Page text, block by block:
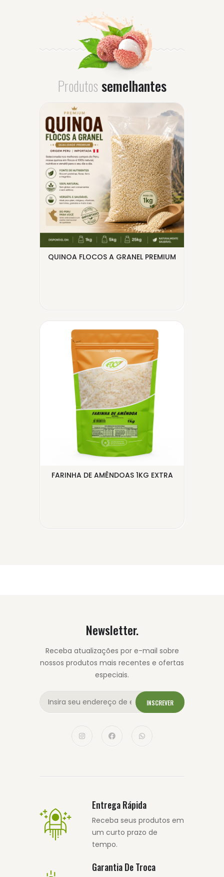
Produtos semelhantes
QUINOA FLOCOS A GRANEL PREMIUM
FARINHA DE AMÊNDOAS 1KG EXTRA
Newsletter.
Receba atualizações por e-mail sobre
nossos produtos mais recentes e ofertas
especiais.
INSCREVER
Entrega Rápida
Receba seus produtos em
um curto prazo de
tempo.
Garantia De Troca